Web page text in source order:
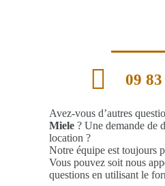
09
Avez-vous d’autres
Miele? Une demande de
location ?
Notre équipe est toujours
Vous pouvez soit nous
questions en utilisant le